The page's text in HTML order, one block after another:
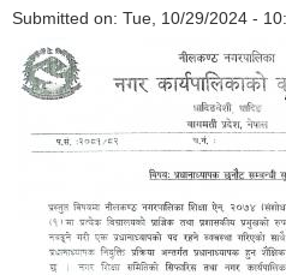
Submitted on: Tue, 10/29/2024 -